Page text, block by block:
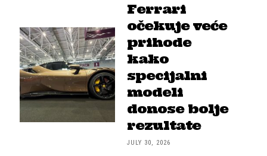
Ferrari
očekuje veće
prihode
kako
specijalni
modeli
donose bolje
rezultate
JULY 30, 2026